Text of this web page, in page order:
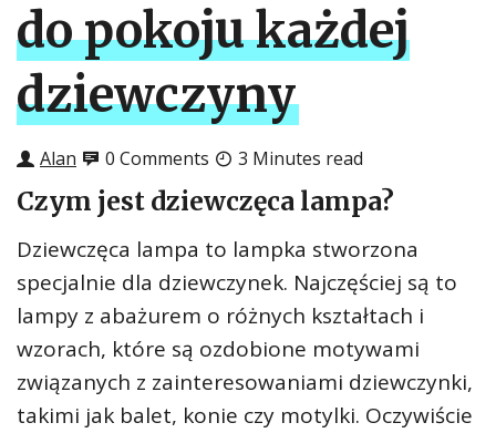
do pokoju każdej
dziewczyny
Alan 0 Comments 3 Minutes read
Czym jest dziewczęca lampa?
Dziewczęca lampa to lampka stworzona
specjalnie dla dziewczynek. Najczęściej są to
lampy z abażurem o różnych kształtach i
wzorach, które są ozdobione motywami
związanych z zainteresowaniami dziewczynki,
takimi jak balet, konie czy motylki. Oczywiście